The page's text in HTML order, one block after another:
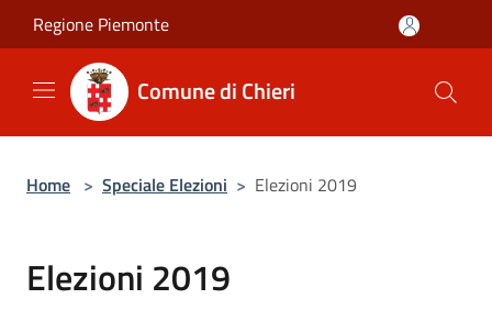
Salta al contenuto principale
Regione Piemonte
Comune di Chieri
Home > Speciale Elezioni > Elezioni 2019
Elezioni 2019